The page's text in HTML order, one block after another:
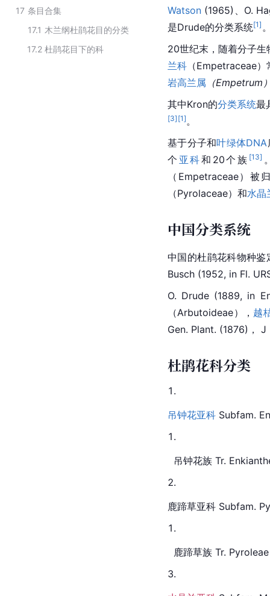
17 条目合集
17.1 木兰纲杜鹃花目的分类
17.2 杜鹃花目下的科
Watson (1965)、O.
是Drude的分类系统[1]
20世纪末，随着分子生
兰科 （Empetraceae）
岩高兰属 （Empetrum
其中Kron的分类系统最
[3] [1] 。
基于分子和叶绿体DNA
个 亚科和20个族 [13]
（ Empetraceae）被
（Pyrolaceae）和水晶
中国分类系统
中国的杜鹃花科物种
Busch (1952, in Fl.
O. Drude (1889, in
（Arbutoideae）， 越
Gen. Plant. (1876)， J
杜鹃花科分类
吊钟花亚科 Subfam.
吊钟花族 Tr.
鹿蹄草亚科 Subfam.
鹿蹄草族 Tr. Pyroleae